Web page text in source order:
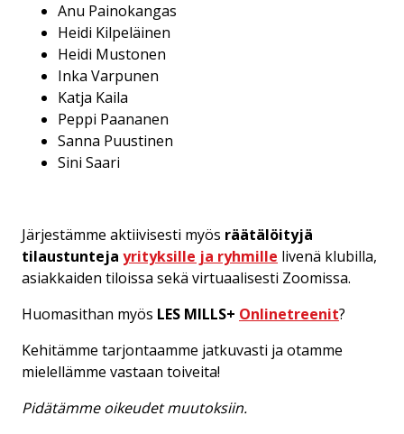
Anu Painokangas
Heidi Kilpeläinen
Heidi Mustonen
Inka Varpunen
Katja Kaila
Peppi Paananen
Sanna Puustinen
Sini Saari
Järjestämme aktiivisesti myös räätälöityjä
tilaustunteja yrityksille ja ryhmille livenä klubilla,
asiakkaiden tiloissa sekä virtuaalisesti Zoomissa.
Huomasithan myös LES MILLS+ Onlinetreenit?
Kehitämme tarjontaamme jatkuvasti ja otamme
mielellämme vastaan toiveita!
Pidätämme oikeudet muutoksiin.